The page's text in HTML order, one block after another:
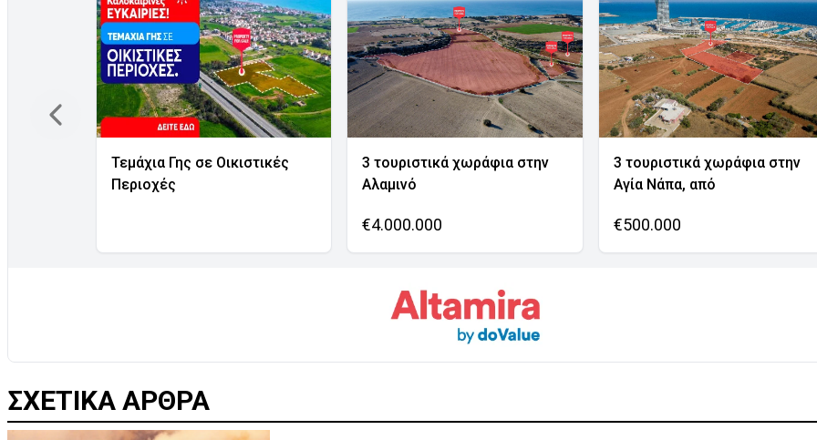
Τεμάχια Γης σε Οικιστικές
Περιοχές
3 τουριστικά χωράφια στην
Αλαμινό
€4.000.000
3 τουριστικά χωράφια στην
Αγία Νάπα, από
€500.000
ΣΧΕΤΙΚΑ ΑΡΘΡΑ